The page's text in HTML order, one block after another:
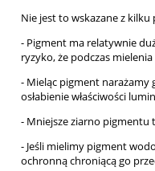
Nie jest to wskazane z
- Pigment ma relatywnie
ryzyko, że podczas
- Mieląc pigment narażamy
osłabienie właściwości
- Mniejsze ziarno pigmentu
- Jeśli mielimy pigment
ochronną chroniącą go